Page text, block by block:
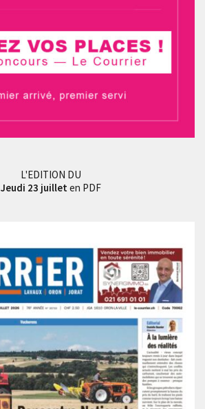
L'EDITION DU
Jeudi 23 juillet en PDF